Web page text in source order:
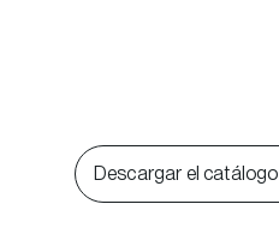
Descargar el catálogo